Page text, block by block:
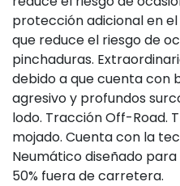
protección adicional en
que reduce el riesgo de
pinchaduras.
debido a que cuenta con
agresivo y profundos
lodo. Tracción Off-Road.
mojado. Cuenta con la
Neumático diseñado
50% fuera de carretera.